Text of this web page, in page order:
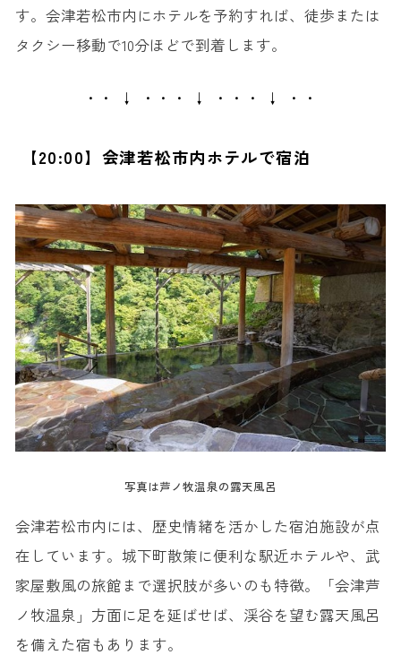
す。会津若松市内にホテルを予約すれば、徒歩または
タクシー移動で10分ほどで到着します。
・・ ↓ ・・・ ↓ ・・・ ↓ ・・
【20:00】会津若松市内ホテルで宿泊
写真は芦ノ牧温泉の露天風呂
会津若松市内には、歴史情緒を活かした宿泊施設が点
在しています。城下町散策に便利な駅近ホテルや、武
家屋敷風の旅館まで選択肢が多いのも特徴。「会津芦
ノ牧温泉」方面に足を延ばせば、渓谷を望む露天風呂
を備えた宿もあります。